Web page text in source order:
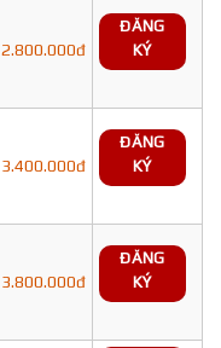
2.800.000đ
ĐĂNG
KÝ
3.400.000đ
ĐĂNG
KÝ
3.800.000đ
ĐĂNG
KÝ